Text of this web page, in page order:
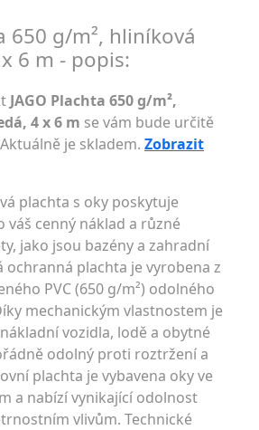
650 g/m², hliníková
6 m - popis:
JAGO Plachta 650 g/m²,
4 x 6 m se vám bude určitě
je skladem. Zobrazit
plachta s oky poskytuje
cenný náklad a různé
jako jsou bazény a zahradní
ochranná plachta je vyrobena z
PVC (650 g/m²) odolného
mechanickým vlastnostem je
vozidla, lodě a obytné
odolný proti roztržení a
plachta je vybavena oky ve
a nabízí vynikající odolnost
vlivům. Technické